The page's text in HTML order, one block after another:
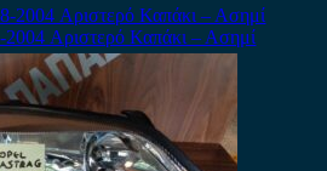
Αριστερό Καπάκι – Ασημί